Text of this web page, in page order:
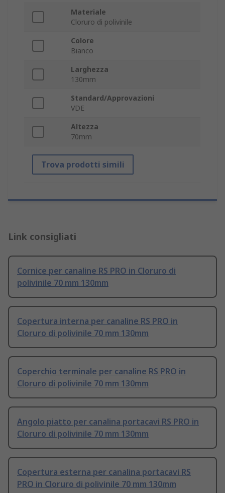
Materiale
Cloruro di polivinile
Colore
Bianco
Larghezza
130mm
Standard/Approvazioni
VDE
Altezza
70mm
Trova prodotti simili
Link consigliati
Cornice per canaline RS PRO in Cloruro di
polivinile 70 mm 130mm
Copertura interna per canaline RS PRO in
Cloruro di polivinile 70 mm 130mm
Coperchio terminale per canaline RS PRO in
Cloruro di polivinile 70 mm 130mm
Angolo piatto per canalina portacavi RS PRO in
Cloruro di polivinile 70 mm 130mm
Copertura esterna per canalina portacavi RS
PRO in Cloruro di polivinile 70 mm 130mm